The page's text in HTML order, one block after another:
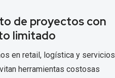
de proyectos con
limitado
en retail, logística y servicios
herramientas costosas